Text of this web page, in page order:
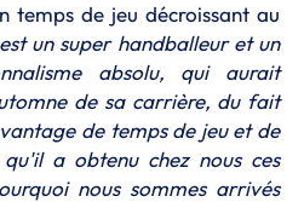
temps de jeu décroissant au
un super handballeur et un
absolu, qui aurait
de sa carrière, du fait
de temps de jeu et de
a obtenu chez nous ces
nous sommes arrivés